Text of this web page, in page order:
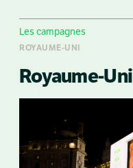
Les campagnes
ROYAUME-UNI
Royaume-Uni